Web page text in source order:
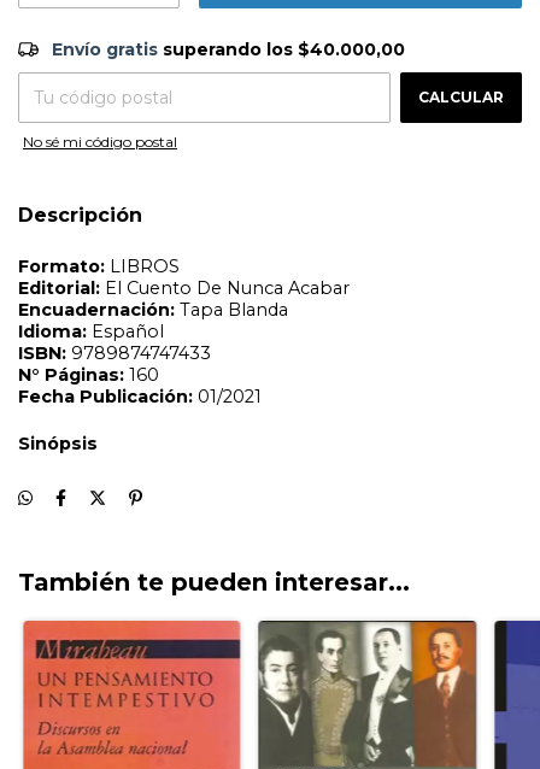
Envío gratis $40.000,00
Entregas para el CP: CAMBIAR CP
Envío gratis superando los $40.000,00
CALCULAR
No sé mi código postal
Descripción
Encuadernación:Tapa Blanda
ISBN:9789874747433
Sinópsis
También te pueden interesar...